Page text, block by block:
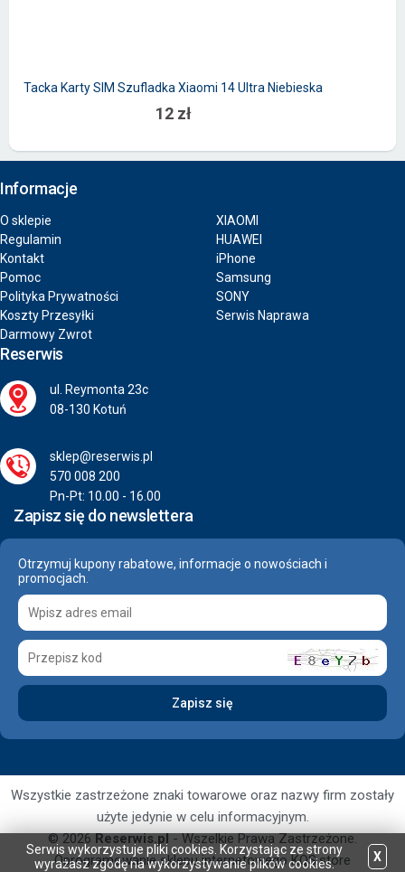
Tacka Karty SIM Szufladka Xiaomi 14 Ultra Niebieska
12 zł
Informacje
O sklepie
Regulamin
Kontakt
Pomoc
Polityka Prywatności
Koszty Przesyłki
Darmowy Zwrot
XIAOMI
HUAWEI
iPhone
Samsung
SONY
Serwis Naprawa
Reserwis
ul. Reymonta 23c
08-130 Kotuń
sklep@reserwis.pl
570 008 200
Pn-Pt: 10.00 - 16.00
Zapisz się do newslettera
Otrzymuj kupony rabatowe, informacje o nowościach i
promocjach.
Wszystkie zastrzeżone znaki towarowe oraz nazwy firm zostały
użyte jedynie w celu informacyjnym.
© 2026Reserwis.pl- Wszelkie Prawa Zastrzeżone.
Oprogramowanie sklepu internetowegoKQS.store
Serwis wykorzystuje pliki cookies. Korzystając ze strony
wyrażasz zgodę na wykorzystywanie plików cookies.
X